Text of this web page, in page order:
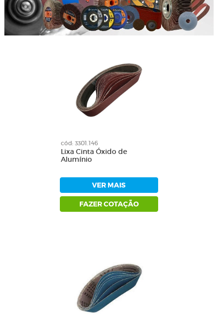
cód: 3301.146
Lixa Cinta Óxido de
Alumínio
VER MAIS
FAZER COTAÇÃO